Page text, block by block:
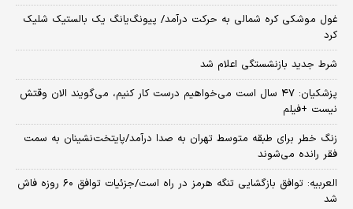
غول موشکی کره شمالی به حرکت درآمد/ پیونگ‌یانگ یک بالستیک شلیک
کرد
شرط جدید بازنشستگی اعلام شد
پزشکیان: ۴۷ سال است می‌خواهیم درست کار کنیم، می‌گویند الان وقتش
نیست +فیلم
زنگ خطر برای طبقه متوسط تهران به صدا درآمد/پایتخت‌نشینان به سمت
فقر رانده می‌شوند
العربیه: توافق بازگشایی تنگه هرمز در راه است/جزئیات توافق ۶۰ روزه فاش
شد